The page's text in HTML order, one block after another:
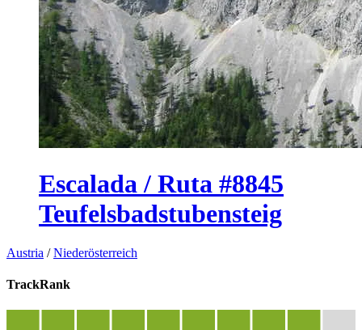
Escalada / Ruta #8845
Teufelsbadstubensteig
Austria /Niederösterreich
TrackRank